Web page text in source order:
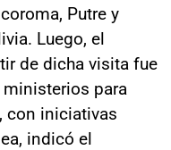
Putre y
Luego, el
de dicha visita fue
para
con iniciativas
indicó el